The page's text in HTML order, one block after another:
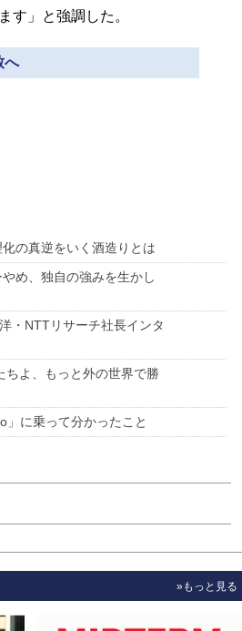
す」と強調した。
へ
の真逆をいく酒造りとは
め、独自の強みを生かし
・NTTリサーチ社長インタ
ちよ、もっと外の世界で勝
」に乗って分かったこと
»もっと見る